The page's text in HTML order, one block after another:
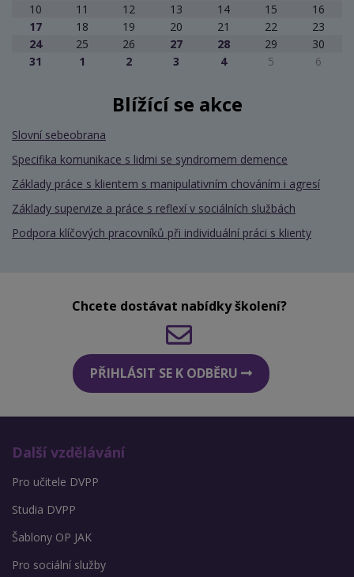
10 11 12 13 14 15
16
17
18 19 20 21 22
23
24
25 26 27 28 29
30
31
1 2 3 4 5 6
Blížící se akce
Slovní sebeobrana
Specifika komunikace s lidmi se syndromem demence
Základy práce s klientem s manipulativním chováním i agresí
Základy supervize a práce s reflexí v sociálních službách
Podpora klíčových pracovníků při individuální práci s klienty
Chcete dostávat nabídky školení?
PŘIHLÁSIT SE K ODBĚRU
Další vzdělávání
Pro učitele DVPP
Studia DVPP
Šablony OP JAK
Pro sociální služby